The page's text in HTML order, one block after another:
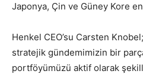
Japonya, Çin ve Güney Kore
Henkel CEO’su Carsten
stratejik gündemimizin bir
portföyümüzü aktif olarak